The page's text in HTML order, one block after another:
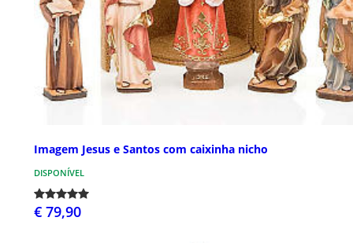
Imagem Jesus e Santos com caixinha nicho
DISPONÍVEL
€ 79,90